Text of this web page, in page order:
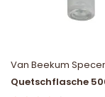
Van Beekum
Quetschflasche